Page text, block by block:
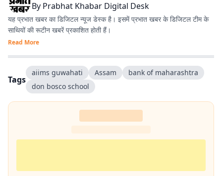
By Prabhat Khabar Digital Desk
यह प्रभात खबर का डिजिटल न्यूज डेस्क है। इसमें प्रभात खबर के डिजिटल टीम के
साथियों की रूटीन खबरें प्रकाशित होती हैं।
Read More
Tags
aiims guwahati Assam
bank of maharashtra
don bosco school